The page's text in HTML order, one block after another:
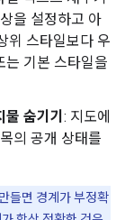
을 설정하고 아
위 스타일보다 우
는 기본 스타일을
숨기기 : 지도에
의 공개 상태를
들면 경계가 부정확